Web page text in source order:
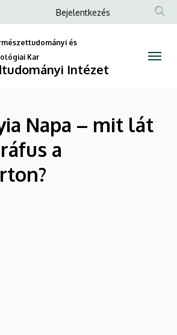
Anonim
fiók
menüje
Bejelentkezés
és
Kar
Intézet
Napa – mit lát
a